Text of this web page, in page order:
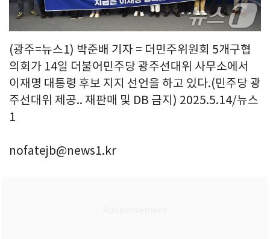
(광주=뉴스1) 박준배 기자 = 더민주위원회 5개구협
의회가 14일 더불어민주당 광주선대위 사무소에서
이재명 대통령 후보 지지 선언을 하고 있다.(민주당 광
주선대위 제공.. 재판매 및 DB 금지) 2025.5.14/뉴스
1
nofatejb@news1.kr